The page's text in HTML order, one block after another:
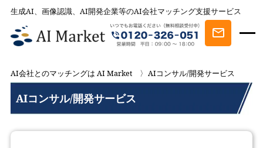
生成AI、画像認識、AI開発企業等のAI会社マッチング支援サービス
AI会社とのマッチングは AI Market AIコンサル/開発サービス
AIコンサル/開発サービス